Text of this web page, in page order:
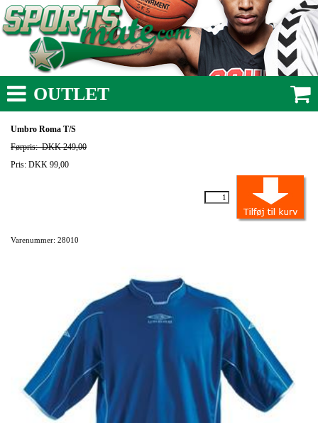
OUTLET
Umbro Roma T/S
Førpris:DKK 249,00
Pris: DKK 99,00
Varenummer: 28010